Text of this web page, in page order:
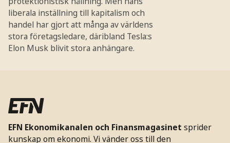
liberala inställning till kapitalism och
handel har gjort att många av världens
stora företagsledare, däribland Tesla:s
Elon Musk blivit stora anhängare.
EFN Ekonomikanalen och Finansmagasinet sprider
kunskap om ekonomi. Vi vänder oss till den